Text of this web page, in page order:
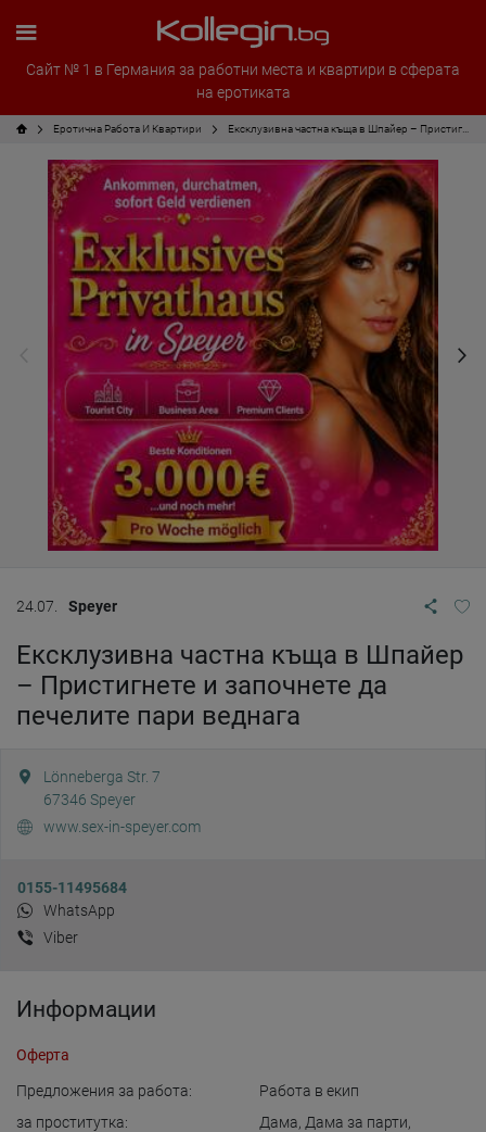
Сайт № 1 в Германия за работни места и квартири в сферата
на еротиката
Еротична Работа И Квартири
24.07. Speyer
Ексклузивна частна къща в Шпайер
– Пристигнете и започнете да
печелите пари веднага
Lönneberga Str. 7
67346 Speyer
www.sex-in-speyer.com
0155-11495684
WhatsApp
Viber
Информации
Оферта
Предложения за работа:
Работа в екип
за проститутка:
Дама, Дама за парти,